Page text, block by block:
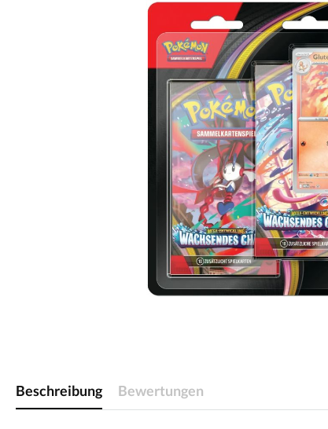
Beschreibung Bewertungen